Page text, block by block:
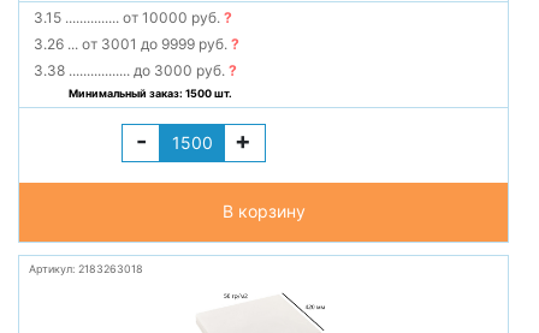
3.15 ............... от 10000 руб.?
3.26 ... от 3001 до 9999 руб.?
3.38 ................. до 3000 руб.?
Минимальный заказ: 1500 шт.
- +
В корзину
Артикул: 2183263018